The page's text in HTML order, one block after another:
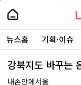
본
로
가
내
손
안
에
서
울
-
서
울
손
주
요
서
뉴스홈 기획·이슈
강북지도 바꾸는
내손안에서울
페
상
단
로